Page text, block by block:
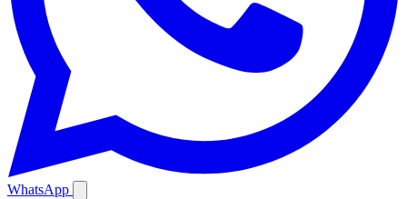
WhatsApp